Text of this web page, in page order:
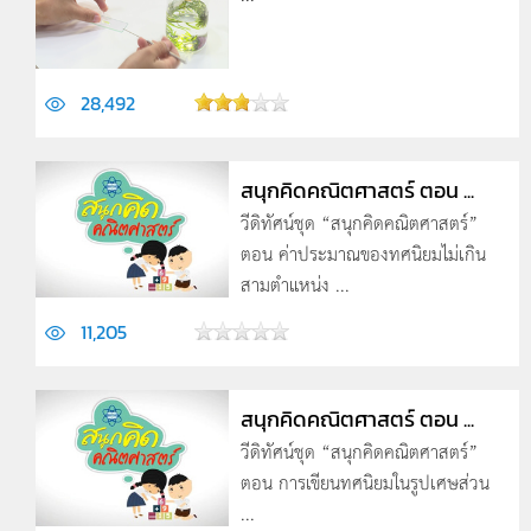
28,492
สนุกคิดคณิตศาสตร์ ตอน ...
วีดิทัศน์ชุด “สนุกคิดคณิตศาสตร์”
ตอน ค่าประมาณของทศนิยมไม่เกิน
สามตำแหน่ง ...
11,205
สนุกคิดคณิตศาสตร์ ตอน ...
วีดิทัศน์ชุด “สนุกคิดคณิตศาสตร์”
ตอน การเขียนทศนิยมในรูปเศษส่วน
...